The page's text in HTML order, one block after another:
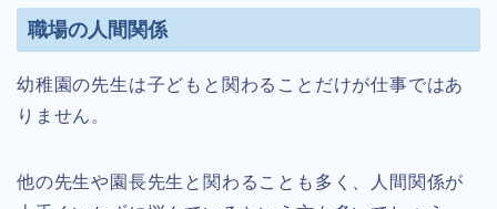
職場の人間関係
幼稚園の先生は子どもと関わることだけが仕事ではあ
りません。
他の先生や園長先生と関わることも多く、人間関係が